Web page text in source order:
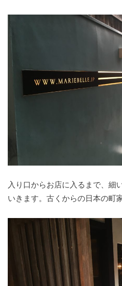
入り口からお店に入るまで、細
いきます。古くからの日本の町